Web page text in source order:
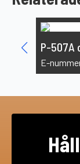
P-507A
E-